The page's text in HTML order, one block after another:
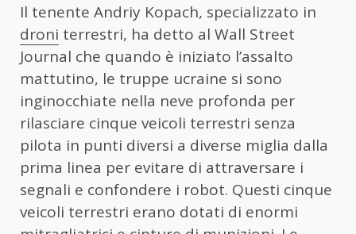
Il tenente Andriy Kopach, specializzato in
droni terrestri, ha detto al Wall Street
Journal che quando è iniziato l’assalto
mattutino, le truppe ucraine si sono
inginocchiate nella neve profonda per
rilasciare cinque veicoli terrestri senza
pilota in punti diversi a diverse miglia dalla
prima linea per evitare di attraversare i
segnali e confondere i robot. Questi cinque
veicoli terrestri erano dotati di enormi